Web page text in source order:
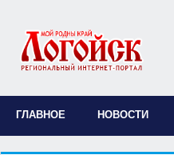
ГЛАВНОЕ НОВОСТИ